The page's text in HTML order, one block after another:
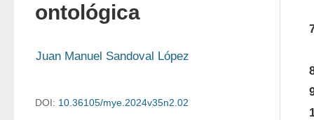
ontológica
Juan Manuel Sandoval López
DOI: 10.36105/mye.2024v35n2.02